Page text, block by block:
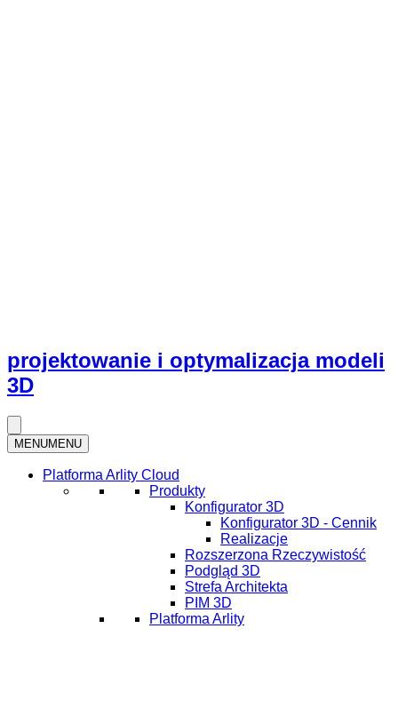
projektowanie i optymalizacja modeli
3D
MENUMENU
Platforma Arlity Cloud
Produkty
Konfigurator 3D
Konfigurator 3D - Cennik
Realizacje
Rozszerzona Rzeczywistość
Podgląd 3D
Strefa Architekta
PIM 3D
Platforma Arlity